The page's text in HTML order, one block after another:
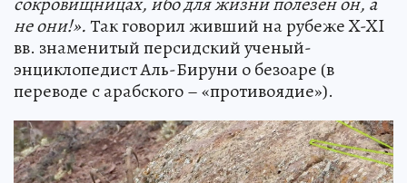
не они!».Так говорил живший на рубеже X-XI
вв. знаменитый персидский ученый-
энциклопедист Аль-Бируни о безоаре (в
переводе с арабского – «противоядие»).